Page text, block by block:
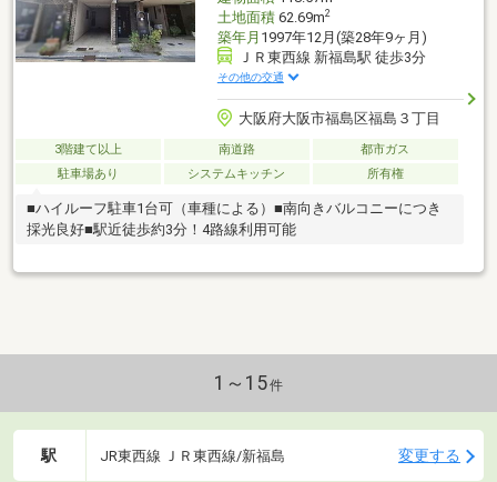
土地面積62.69m2
築年月 1997年12月(築28年9ヶ月)
ＪＲ東西線 新福島駅 徒歩3分
その他の交通
大阪府大阪市福島区福島３丁目
3階建て以上 南道路
都市ガス
駐車場あり
システムキッチン 所有権
■ハイルーフ駐車1台可（車種による）■南向きバルコニーにつき
採光良好■駅近徒歩約3分！4路線利用可能
1～15件
駅 JR東西線 ＪＲ東西線/新福島 変更する